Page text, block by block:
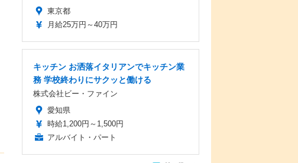
東京都
月給25万円～40万円
キッチン お洒落イタリアンでキッチン業
務 学校終わりにサクッと働ける
株式会社ビー・ファイン
愛知県
時給1,200円～1,500円
アルバイト・パート